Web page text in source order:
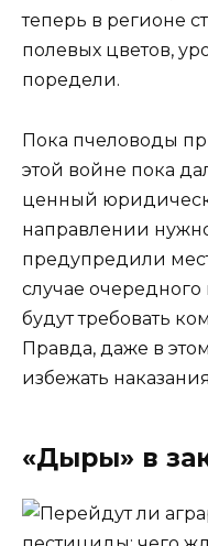
теперь в регионе
полевых цветов,
поредели.
Пока пчеловоды
этой войне пока
ценный
направлении
предупредили
случае
будут требовать
Правда, даже в
избежать
«Дыры» в